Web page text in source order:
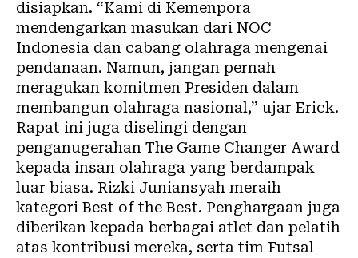
disiapkan. “Kami di Kemenpora
mendengarkan masukan dari NOC
Indonesia dan cabang olahraga mengenai
pendanaan. Namun, jangan pernah
meragukan komitmen Presiden dalam
membangun olahraga nasional,” ujar Erick.
Rapat ini juga diselingi dengan
penganugerahan The Game Changer Award
kepada insan olahraga yang berdampak
luar biasa. Rizki Juniansyah meraih
kategori Best of the Best. Penghargaan juga
diberikan kepada berbagai atlet dan pelatih
atas kontribusi mereka, serta tim Futsal